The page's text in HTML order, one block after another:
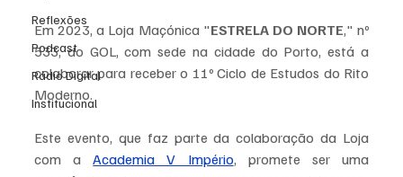
Reflexões
Podcast
Rádio Digital
Institucional
Em 2023, a Loja Maçónica "ESTRELA DO NORTE," nº
533, do GOL, com sede na cidade do Porto, está a
colaborar para receber o 11º Ciclo de Estudos do Rito
Moderno.
Este evento, que faz parte da colaboração da Loja
com a Academia V Império, promete ser uma